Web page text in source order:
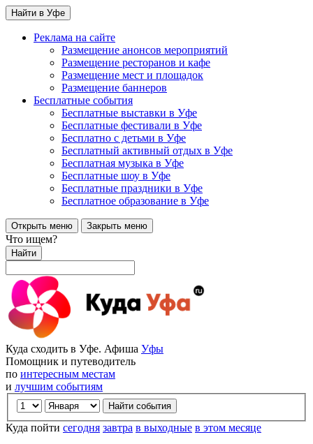
Найти в Уфе
Реклама на сайте
Размещение анонсов мероприятий
Размещение ресторанов и кафе
Размещение мест и площадок
Размещение баннеров
Бесплатные события
Бесплатные выставки в Уфе
Бесплатные фестивали в Уфе
Бесплатно с детьми в Уфе
Бесплатный активный отдых в Уфе
Бесплатная музыка в Уфе
Бесплатные шоу в Уфе
Бесплатные праздники в Уфе
Бесплатное образование в Уфе
Открыть меню Закрыть меню
Что ищем?
Найти
Куда сходить в Уфе. Афиша Уфы
Помощник и путеводитель
по интересным местам
и лучшим событиям
Куда пойти сегодня завтра в выходные в этом месяце